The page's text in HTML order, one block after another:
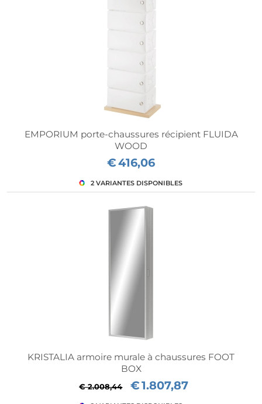
EMPORIUM porte-chaussures récipient FLUIDA
WOOD
€416,06
KRISTALIA armoire murale à chaussures FOOT
BOX
€ 2.008,44 €1.807,87